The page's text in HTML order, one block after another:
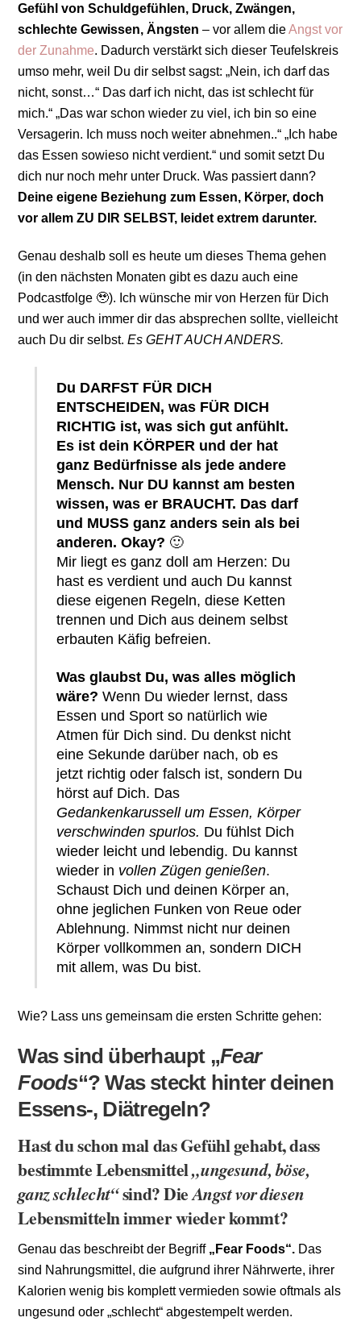
Gefühl von Schuldgefühlen, Druck, Zwängen,
schlechte Gewissen, Ängsten – vor allem dieAngst vor
der Zunahme. Dadurch verstärkt sich dieser Teufelskreis
umso mehr, weil Du dir selbst sagst: „Nein, ich darf das
nicht, sonst…“ Das darf ich nicht, das ist schlecht für
mich.“ „Das war schon wieder zu viel, ich bin so eine
Versagerin. Ich muss noch weiter abnehmen..“ „Ich habe
das Essen sowieso nicht verdient.“ und somit setzt Du
dich nur noch mehr unter Druck. Was passiert dann?
Deine eigene Beziehung zum Essen, Körper, doch
vor allem ZU DIR SELBST, leidet extrem darunter.
Genau deshalb soll es heute um dieses Thema gehen
(in den nächsten Monaten gibt es dazu auch eine
Podcastfolge 🥹). Ich wünsche mir von Herzen für Dich
und wer auch immer dir das absprechen sollte, vielleicht
auch Du dir selbst. Es GEHT AUCH ANDERS.
Du DARFST FÜR DICH
ENTSCHEIDEN, was FÜR DICH
RICHTIG ist, was sich gut anfühlt.
Es ist dein KÖRPER und der hat
ganz Bedürfnisse als jede andere
Mensch. Nur DU kannst am besten
wissen, was er BRAUCHT. Das darf
und MUSS ganz anders sein als bei
anderen. Okay? 🙂
Mir liegt es ganz doll am Herzen: Du
hast es verdient und auch Du kannst
diese eigenen Regeln, diese Ketten
trennen und Dich aus deinem selbst
erbauten Käfig befreien.
Was glaubst Du, was alles möglich
wäre? Wenn Du wieder lernst, dass
Essen und Sport so natürlich wie
Atmen für Dich sind. Du denkst nicht
eine Sekunde darüber nach, ob es
jetzt richtig oder falsch ist, sondern Du
hörst auf Dich. Das
Gedankenkarussell um Essen, Körper
verschwinden spurlos. Du fühlst Dich
wieder leicht und lebendig. Du kannst
wieder in vollen Zügen genießen.
Schaust Dich und deinen Körper an,
ohne jeglichen Funken von Reue oder
Ablehnung. Nimmst nicht nur deinen
Körper vollkommen an, sondern DICH
mit allem, was Du bist.
Wie? Lass uns gemeinsam die ersten Schritte gehen:
Was sind überhaupt „Fear
Foods“? Was steckt hinter deinen
Essens-, Diätregeln?
Hast du schon mal das Gefühl gehabt, dass
bestimmte Lebensmittel„ungesund, böse,
ganz schlecht“sind? DieAngst vor diesen
Lebensmitteln immer wieder kommt?
Genau das beschreibt der Begriff „Fear Foods“. Das
sind Nahrungsmittel, die aufgrund ihrer Nährwerte, ihrer
Kalorien wenig bis komplett vermieden sowie oftmals als
ungesund oder „schlecht“ abgestempelt werden.